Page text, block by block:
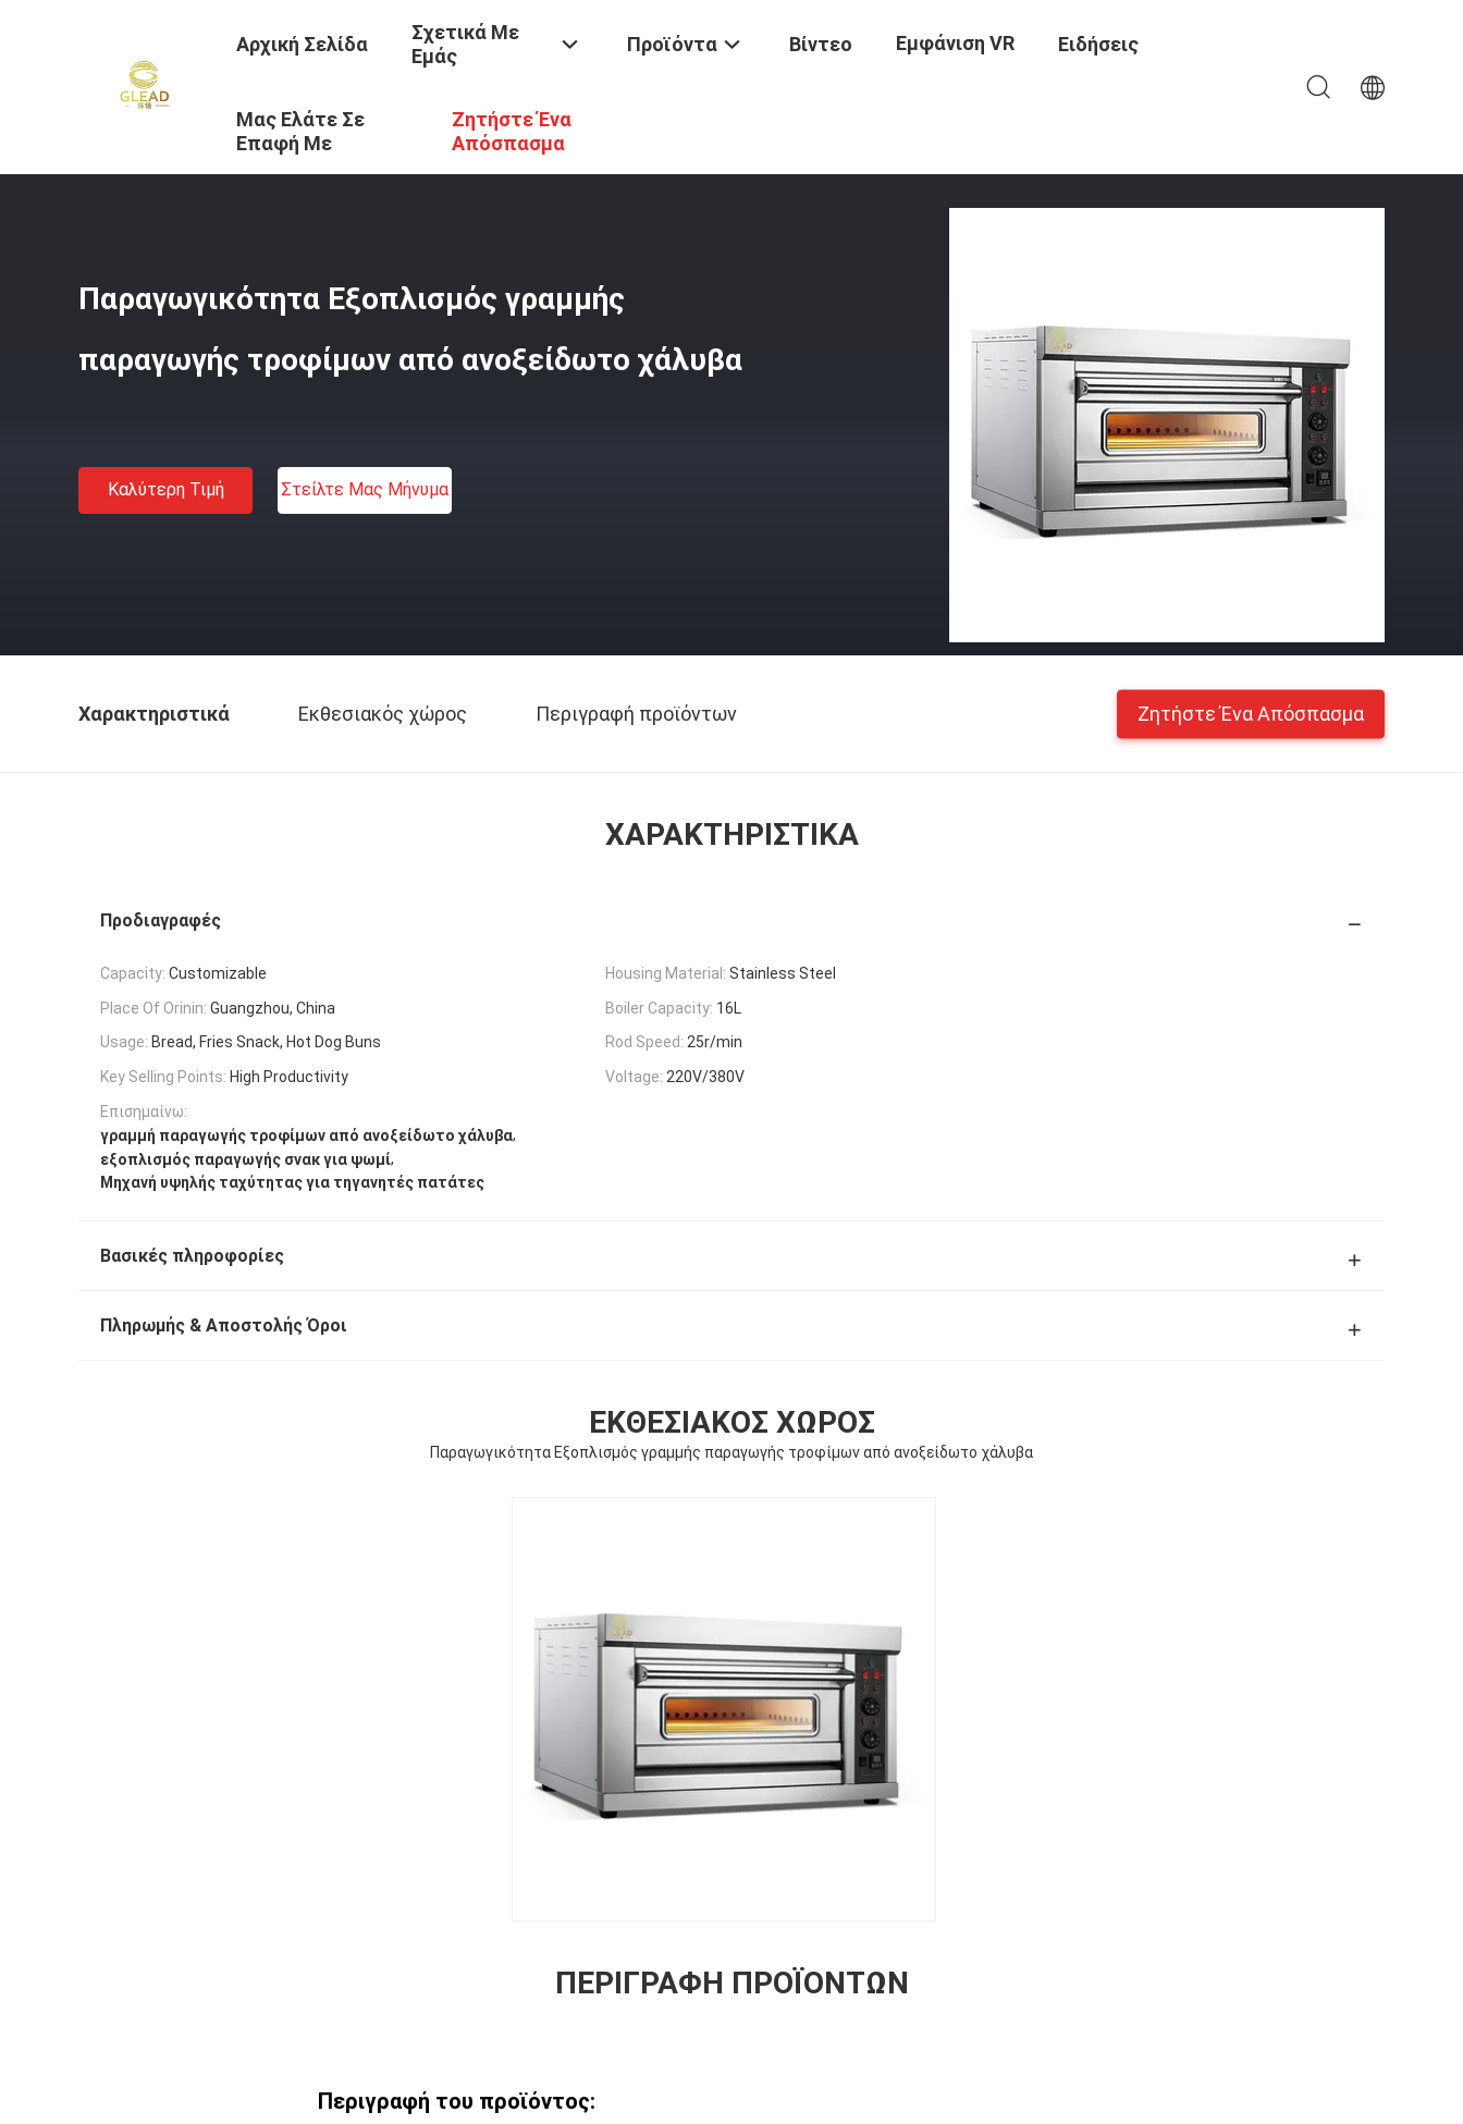
Αρχική Σελίδα
Σχετικά Με
Εμάς
Προϊόντα Βίντεο Εμφάνιση VR Ειδήσεις
Μας Ελάτε Σε
Επαφή Με
Ζητήστε Ένα
Απόσπασμα
Προϊόντα / Εξοπλισμός Γραμμών Παραγωγής Προϊόντων
Παραγωγικότητα Εξοπλισμός γραμμής
παραγωγής τροφίμων από ανοξείδωτο χάλυβα
Καλύτερη Τιμή Στείλτε Μας Μήνυμα
Χαρακτηριστικά Εκθεσιακός χώρος Περιγραφή προϊόντων Ζητήστε Ένα Απόσπασμα
ΧΑΡΑΚΤΗΡΙΣΤΙΚΆ
Προδιαγραφές
Capacity: Customizable Housing Material: Stainless Steel
Place Of Orinin: Guangzhou, China Boiler Capacity: 16L
Usage: Bread, Fries Snack, Hot Dog Buns Rod Speed: 25r/min
Key Selling Points: High Productivity Voltage: 220V/380V
Επισημαίνω:
γραμμή παραγωγής τροφίμων από ανοξείδωτο χάλυβα,
εξοπλισμός παραγωγής σνακ για ψωμί,
Μηχανή υψηλής ταχύτητας για τηγανητές πατάτες
Βασικές πληροφορίες
Πληρωμής & Αποστολής Όροι
ΕΚΘΕΣΙΑΚΌΣ ΧΏΡΟΣ
Παραγωγικότητα Εξοπλισμός γραμμής παραγωγής τροφίμων από ανοξείδωτο χάλυβα
ΠΕΡΙΓΡΑΦΉ ΠΡΟΪΌΝΤΩΝ
Περιγραφή του προϊόντος: